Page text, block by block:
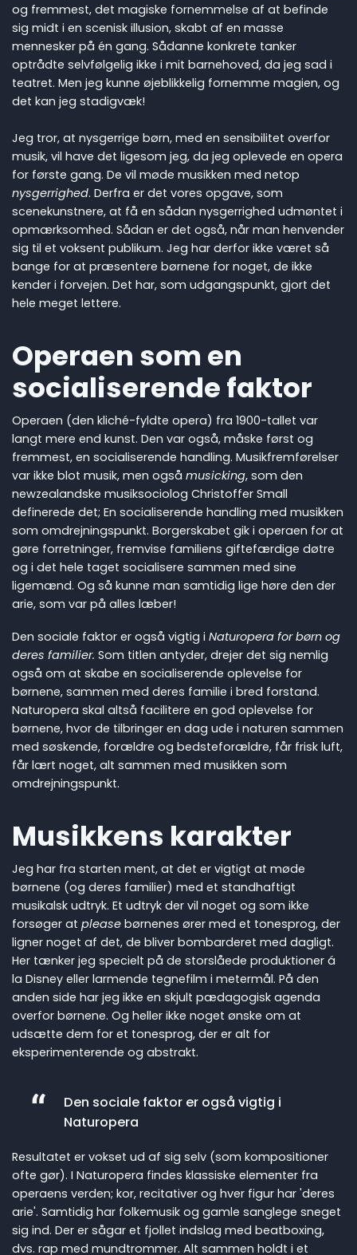
og fremmest, det magiske fornemmelse af at befinde
sig midt i en scenisk illusion, skabt af en masse
mennesker på én gang. Sådanne konkrete tanker
optrådte selvfølgelig ikke i mit barnehoved, da jeg sad i
teatret. Men jeg kunne øjeblikkelig fornemme magien, og
det kan jeg stadigvæk!
Jeg tror, at nysgerrige børn, med en sensibilitet overfor
musik, vil have det ligesom jeg, da jeg oplevede en opera
for første gang. De vil møde musikken med netop
nysgerrighed. Derfra er det vores opgave, som
scenekunstnere, at få en sådan nysgerrighed udmøntet i
opmærksomhed. Sådan er det også, når man henvender
sig til et voksent publikum. Jeg har derfor ikke været så
bange for at præsentere børnene for noget, de ikke
kender i forvejen. Det har, som udgangspunkt, gjort det
hele meget lettere.
Operaen som en
socialiserende faktor
Operaen (den kliché-fyldte opera) fra 1900-tallet var
langt mere end kunst. Den var også, måske først og
fremmest, en socialiserende handling. Musikfremførelser
var ikke blot musik, men også musicking, som den
newzealandske musiksociolog Christoffer Small
definerede det; En socialiserende handling med musikken
som omdrejningspunkt. Borgerskabet gik i operaen for at
gøre forretninger, fremvise familiens giftefærdige døtre
og i det hele taget socialisere sammen med sine
ligemænd. Og så kunne man samtidig lige høre den der
arie, som var på alles læber!
Den sociale faktor er også vigtig i Naturopera for børn og
deres familier. Som titlen antyder, drejer det sig nemlig
også om at skabe en socialiserende oplevelse for
børnene, sammen med deres familie i bred forstand.
Naturopera skal altså facilitere en god oplevelse for
børnene, hvor de tilbringer en dag ude i naturen sammen
med søskende, forældre og bedsteforældre, får frisk luft,
får lært noget, alt sammen med musikken som
omdrejningspunkt.
Musikkens karakter
Jeg har fra starten ment, at det er vigtigt at møde
børnene (og deres familier) med et standhaftigt
musikalsk udtryk. Et udtryk der vil noget og som ikke
forsøger at please børnenes ører med et tonesprog, der
ligner noget af det, de bliver bombarderet med dagligt.
Her tænker jeg specielt på de storslåede produktioner á
la Disney eller larmende tegnefilm i metermål. På den
anden side har jeg ikke en skjult pædagogisk agenda
overfor børnene. Og heller ikke noget ønske om at
udsætte dem for et tonesprog, der er alt for
eksperimenterende og abstrakt.
Den sociale faktor er også vigtig i
Naturopera
Resultatet er vokset ud af sig selv (som kompositioner
ofte gør). I Naturopera findes klassiske elementer fra
operaens verden; kor, recitativer og hver figur har 'deres
arie'. Samtidig har folkemusik og gamle sanglege sneget
sig ind. Der er sågar et fjollet indslag med beatboxing,
dvs. rap med mundtrommer. Alt sammen holdt i et